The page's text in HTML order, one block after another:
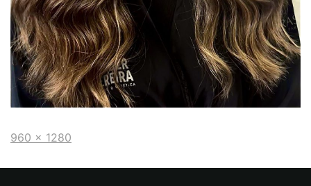
960 × 1280